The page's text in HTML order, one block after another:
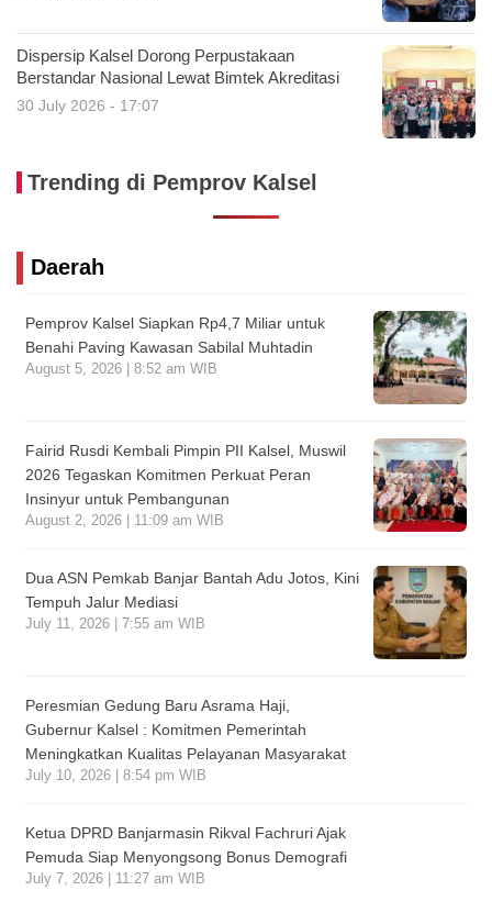
Dispersip Kalsel Dorong Perpustakaan
Berstandar Nasional Lewat Bimtek Akreditasi
30 July 2026 - 17:07
Trending di Pemprov Kalsel
Daerah
Pemprov Kalsel Siapkan Rp4,7 Miliar untuk
Benahi Paving Kawasan Sabilal Muhtadin
August 5, 2026 | 8:52 am WIB
Fairid Rusdi Kembali Pimpin PII Kalsel, Muswil
2026 Tegaskan Komitmen Perkuat Peran
Insinyur untuk Pembangunan
August 2, 2026 | 11:09 am WIB
Dua ASN Pemkab Banjar Bantah Adu Jotos, Kini
Tempuh Jalur Mediasi
July 11, 2026 | 7:55 am WIB
Peresmian Gedung Baru Asrama Haji,
Gubernur Kalsel : Komitmen Pemerintah
Meningkatkan Kualitas Pelayanan Masyarakat
July 10, 2026 | 8:54 pm WIB
Ketua DPRD Banjarmasin Rikval Fachruri Ajak
Pemuda Siap Menyongsong Bonus Demografi
July 7, 2026 | 11:27 am WIB